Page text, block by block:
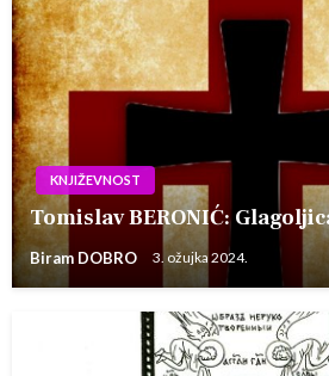
KNJIŽEVNOST
Tomislav BERONIĆ:
Biram DOBRO 3. ožujka 2024.